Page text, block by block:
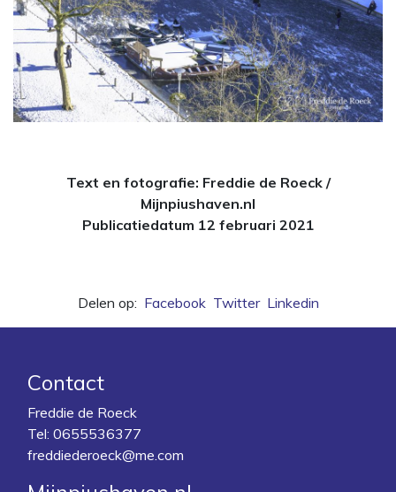
Text en fotografie: Freddie de Roeck /
Mijnpiushaven.nl
Publicatiedatum 12 februari 2021
Delen op: Facebook Twitter Linkedin
Contact
Freddie de Roeck
Tel: 0655536377
freddiederoeck@me.com